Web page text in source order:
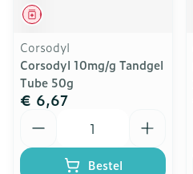
Geneesmiddel
Corsodyl
Corsodyl 10mg/g Tandgel
Tube 50g
€ 6,67
Bestel